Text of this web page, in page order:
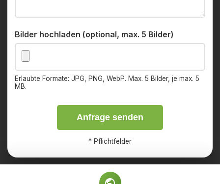
Bilder hochladen (optional, max. 5 Bilder)
Erlaubte Formate: JPG, PNG, WebP. Max. 5 Bilder, je max. 5
MB.
Anfrage senden
* Pflichtfelder